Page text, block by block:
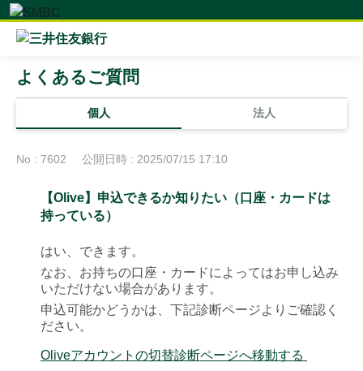
個人 法人
よくあるご質問
No : 7602 公開日時 : 2025/07/15 17:10
【Olive】申込できるか知りたい（口座・カードは
持っている）
はい、できます。
なお、お持ちの口座・カードによってはお申し込み
いただけない場合があります。
申込可能かどうかは、下記診断ページよりご確認く
ださい。
Oliveアカウントの切替診断ページへ移動する